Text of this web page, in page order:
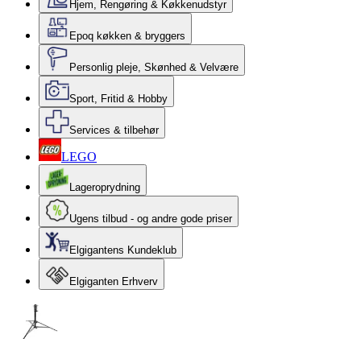
Hjem, Rengøring & Køkkenudstyr
Epoq køkken & bryggers
Personlig pleje, Skønhed & Velvære
Sport, Fritid & Hobby
Services & tilbehør
LEGO
Lageroprydning
Ugens tilbud - og andre gode priser
Elgigantens Kundeklub
Elgiganten Erhverv